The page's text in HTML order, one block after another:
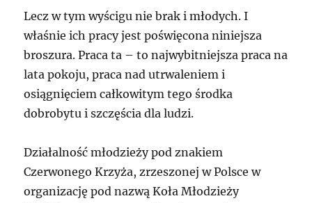
Lecz w tym wyścigu nie brak i młodych. I
właśnie ich pracy jest poświęcona niniejsza
broszura. Praca ta – to najwybitniejsza praca na
lata pokoju, praca nad utrwaleniem i
osiągnięciem całkowitym tego środka
dobrobytu i szczęścia dla ludzi.
Działalność młodzieży pod znakiem
Czerwonego Krzyża, zrzeszonej w Polsce w
organizację pod nazwą Koła Młodzieży